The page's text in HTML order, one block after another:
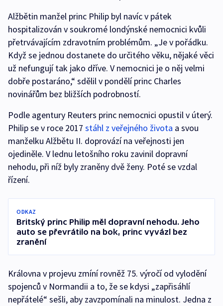
Alžbětin manžel princ Philip byl navíc v pátek
hospitalizován v soukromé londýnské nemocnici kvůli
přetrvávajícím zdravotním problémům. „Je v pořádku.
Když se jednou dostanete do určitého věku, nějaké věci
už nefungují tak jako dříve. V nemocnici je o něj velmi
dobře postaráno,“ sdělil v pondělí princ Charles
novinářům bez bližších podrobností.
Podle agentury Reuters princ nemocnici opustil v úterý.
Philip se v roce 2017 stáhl z veřejného života a svou
manželku Alžbětu II. doprovází na veřejnosti jen
ojediněle. V lednu letošního roku zavinil dopravní
nehodu, při níž byly zraněny dvě ženy. Poté se vzdal
řízení.
ODKAZ
Britský princ Philip měl dopravní nehodu. Jeho
auto se převrátilo na bok, princ vyvázl bez
zranění
Královna v projevu zmíní rovněž 75. výročí od vylodění
spojenců v Normandii a to, že se kdysi „zapřisáhlí
nepřátelé“ sešli, aby zavzpomínali na minulost. Jedna z